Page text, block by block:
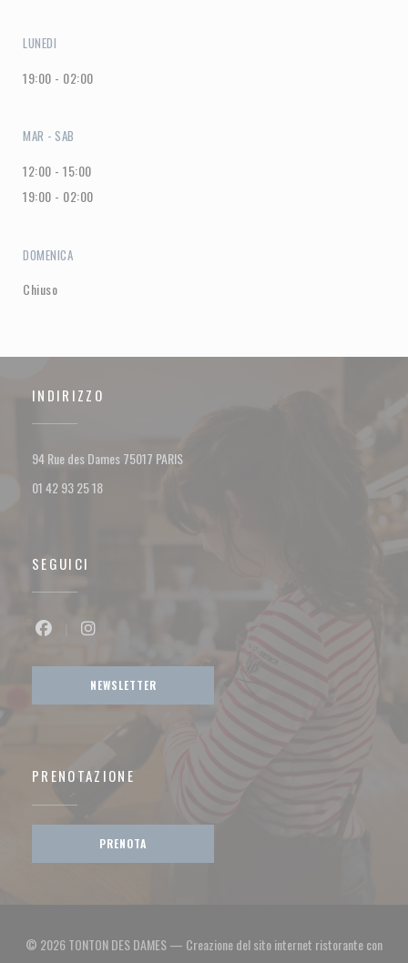
LUNEDI
19:00 - 02:00
MAR - SAB
12:00 - 15:00
19:00 - 02:00
DOMENICA
Chiuso
INDIRIZZO
94 Rue des Dames 75017 PARIS((apre una nuova finestra))
01 42 93 25 18
SEGUICI
Facebook ((apre una nuova finestra))
NEWSLETTER
PRENOTAZIONE
PRENOTA
© 2026 TONTON DES DAMES — Creazione del sito internet ristorante con